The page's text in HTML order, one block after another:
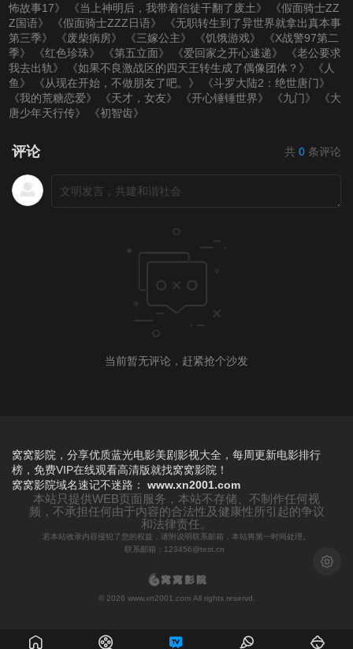
怖故事17》
《当上神明后，我带着信徒干翻了废土》
《假面骑士ZZ
Z国语》
《假面骑士ZZZ日语》
《无职转生到了异世界就拿出真本事
第三季》
《废柴病房》 《三嫁公主》 《饥饿游戏》
《X战警97第二
季》
《红色珍珠》 《第五立面》 《爱回家之开心速递》
《老公要求
我去出轨》
《如果不良激战区的四天王转生成了偶像团体？》
《人
鱼》
《从现在开始，不做朋友了吧。》
《斗罗大陆2：绝世唐门》
《我的荒糖恋爱》
《天才，女友》 《开心锤锤世界》 《九门》
《大
唐少年天行传》
《初智齿》
评论 共 0 条评论
当前暂无评论，赶紧抢个沙发
浅色模
窝窝影院，分享优质蓝光电影美剧影视大全，每周更新电影排行
榜，免费VIP在线观看高清版就找窝窝影院！
窝窝影院域名速记不迷路： www.xn2001.com
本站只提供WEB页面服务，本站不存储、不制作任何视
频，不承担任何由于内容的合法性及健康性所引起的争议
和法律责任。
若本站收录内容侵犯了您的权益，请附说明联系邮箱，本站将第一时间处理。
联系邮箱：123456@test.cn
© 2026 www.xn2001.com All rights reservd.